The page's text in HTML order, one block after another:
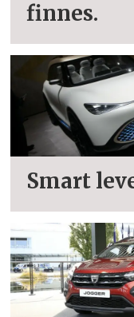
finnes.
Smart